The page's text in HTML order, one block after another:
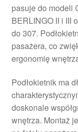
pasuje do modeli
BERLINGO II i III
do 307.
pasażera, co
ergonomię
Podłokietnik ma
doskonale
wnętrza. Montaż